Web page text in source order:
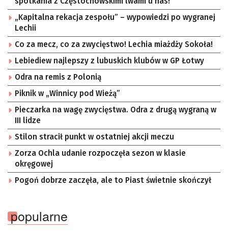
„Kapitalna rekacja zespołu” – wypowiedzi po wygranej
Lechii
Co za mecz, co za zwycięstwo! Lechia miażdży Sokoła!
Lebiediew najlepszy z lubuskich klubów w GP Łotwy
Odra na remis z Polonią
Piknik w „Winnicy pod Wieżą”
Pieczarka na wagę zwycięstwa. Odra z drugą wygraną w
III lidze
Stilon stracił punkt w ostatniej akcji meczu
Zorza Ochla udanie rozpoczęła sezon w klasie
okręgowej
Pogoń dobrze zaczęła, ale to Piast świetnie skończył
popularne